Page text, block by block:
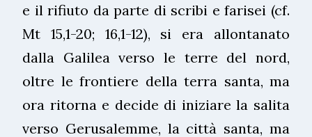
e il rifiuto da parte di scribi e farisei (cf.
Mt 15,1-20; 16,1-12), si era allontanato
dalla Galilea verso le terre del nord,
oltre le frontiere della terra santa, ma
ora ritorna e decide di iniziare la salita
verso Gerusalemme, la città santa, ma